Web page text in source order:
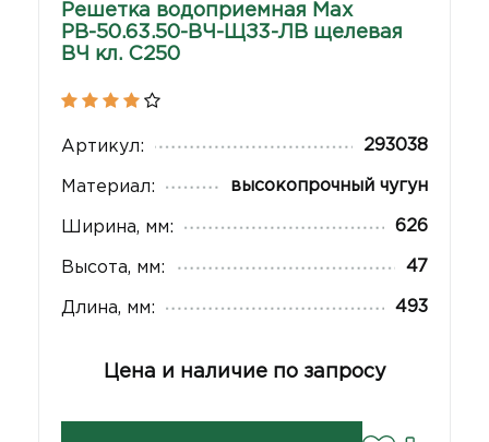
Решетка водоприемная Max
РВ-50.63.50-ВЧ-ЩЗ3-ЛВ щелевая
ВЧ кл. C250
Артикул: 293038
Материал: высокопрочный чугун
Ширина, мм: 626
Высота, мм: 47
Длина, мм: 493
Цена и наличие по запросу